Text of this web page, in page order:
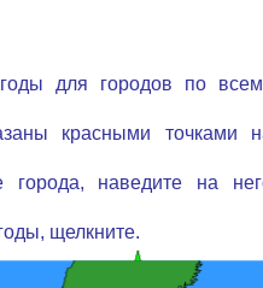
для городов по
красными точками
города, наведите на
щелкните.